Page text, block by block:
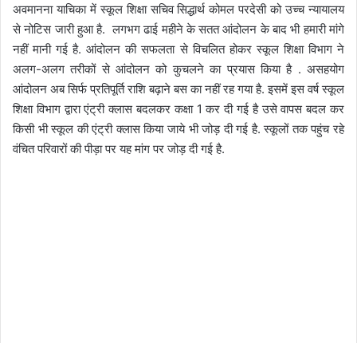
अवमानना याचिका में स्कूल शिक्षा सचिव सिद्धार्थ कोमल परदेसी को उच्च न्यायालय
से नोटिस जारी हुआ है.लगभग ढाई महीने के सतत आंदोलन के बाद भी हमारी मांगे
नहीं मानी गई है. आंदोलन की सफलता से विचलित होकर स्कूल शिक्षा विभाग ने
अलग-अलग तरीकों से आंदोलन को कुचलने का प्रयास किया है . असहयोग
आंदोलन अब सिर्फ प्रतिपूर्ति राशि बढ़ाने बस का नहीं रह गया है. इसमें इस वर्ष स्कूल
शिक्षा विभाग द्वारा एंट्री क्लास बदलकर कक्षा 1 कर दी गई है उसे वापस बदल कर
किसी भी स्कूल की एंट्री क्लास किया जाये भी जोड़ दी गई है. स्कूलों तक पहुंच रहे
वंचित परिवारों की पीड़ा पर यह मांग पर जोड़ दी गई है.